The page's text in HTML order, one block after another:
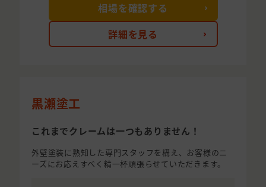
詳細を見る
相場を確認する
黒瀬塗工
これまでクレームは一つもありません！
外壁塗装に熟知した専門スタッフを構え、お客様のニ
ーズにお応えすべく精一杯頑張らせていただきます。